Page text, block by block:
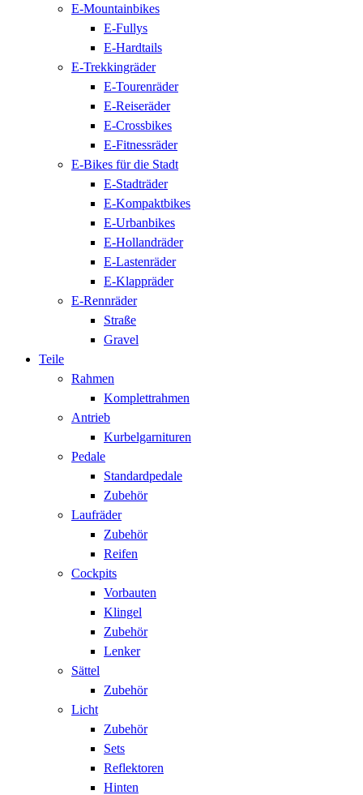
E-Mountainbikes
E-Fullys
E-Hardtails
E-Trekkingräder
E-Tourenräder
E-Reiseräder
E-Crossbikes
E-Fitnessräder
E-Bikes für die Stadt
E-Stadträder
E-Kompaktbikes
E-Urbanbikes
E-Hollandräder
E-Lastenräder
E-Klappräder
E-Rennräder
Straße
Gravel
Teile
Rahmen
Komplettrahmen
Antrieb
Kurbelgarnituren
Pedale
Standardpedale
Zubehör
Laufräder
Zubehör
Reifen
Cockpits
Vorbauten
Klingel
Zubehör
Lenker
Sättel
Zubehör
Licht
Zubehör
Sets
Reflektoren
Hinten